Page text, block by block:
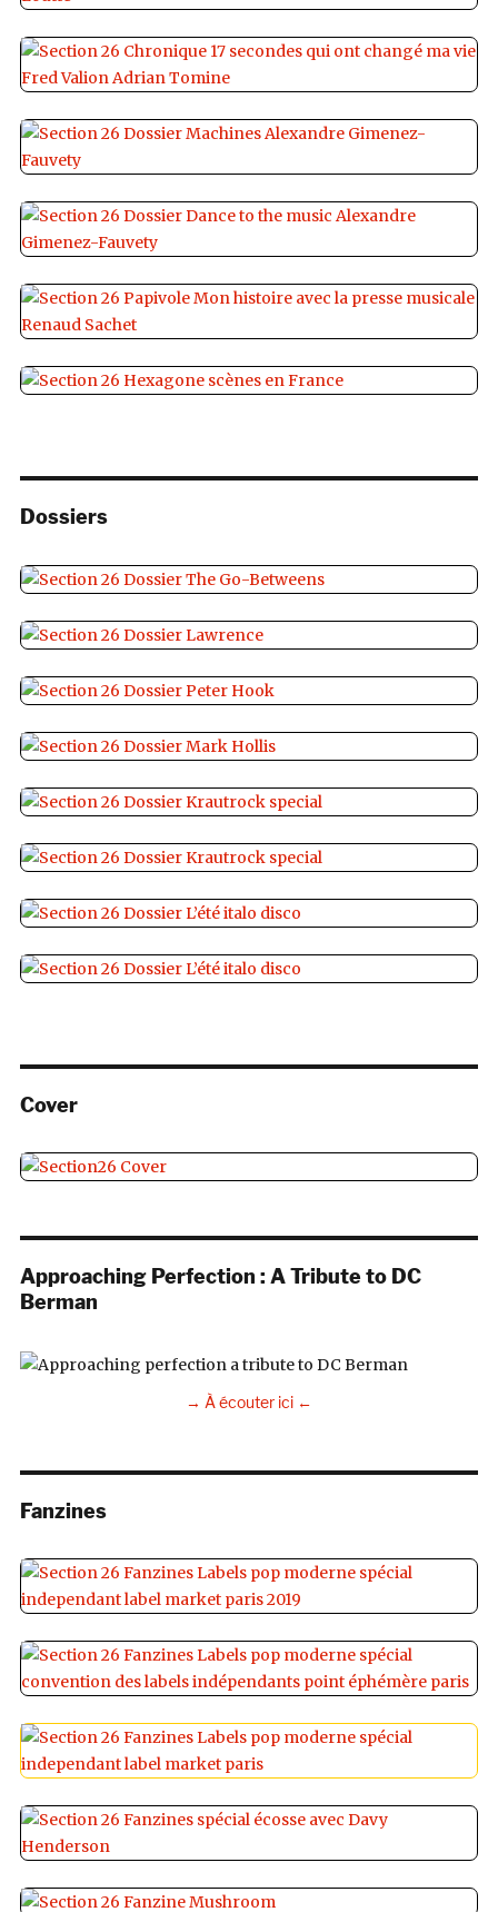
Dossiers
Cover
Approaching Perfection : A Tribute to DC
Berman
→ À écouter ici ←
Fanzines